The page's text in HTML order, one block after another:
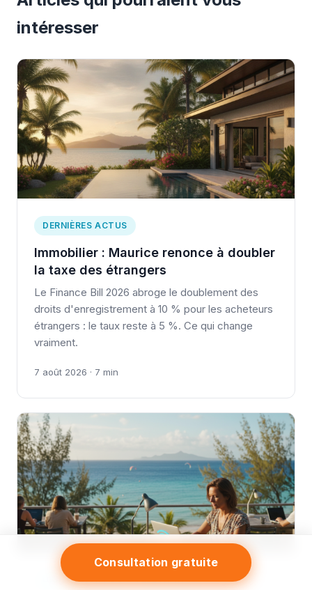
intéresser
DERNIÈRES ACTUS
Immobilier : Maurice renonce à doubler
la taxe des étrangers
Le Finance Bill 2026 abroge le doublement des
droits d'enregistrement à 10 % pour les acheteurs
étrangers : le taux reste à 5 %. Ce qui change
vraiment.
7 août 2026 · 7 min
DIGITAL NOMADS & TÉLÉTRAVAIL
Consultation gratuite